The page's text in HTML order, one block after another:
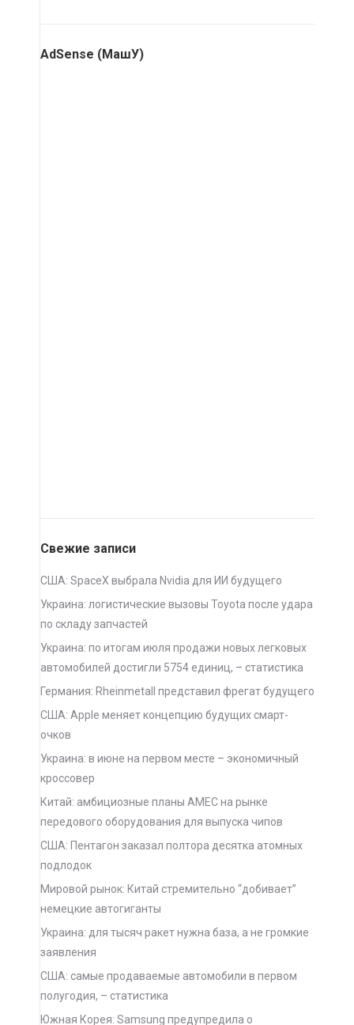
AdSense (МашУ)
Свежие записи
США: SpaceX выбрала Nvidia для ИИ будущего
Украина: логистические вызовы Toyota после удара
по складу запчастей
Украина: по итогам июля продажи новых легковых
автомобилей достигли 5754 единиц, – статистика
Германия: Rheinmetall представил фрегат будущего
США: Apple меняет концепцию будущих смарт-
очков
Украина: в июне на первом месте – экономичный
кроссовер
Китай: амбициозные планы AMEC на рынке
передового оборудования для выпуска чипов
США: Пентагон заказал полтора десятка атомных
подлодок
Мировой рынок: Китай стремительно “добивает”
немецкие автогиганты
Украина: для тысяч ракет нужна база, а не громкие
заявления
США: самые продаваемые автомобили в первом
полугодия, – статистика
Южная Корея: Samsung предупредила о